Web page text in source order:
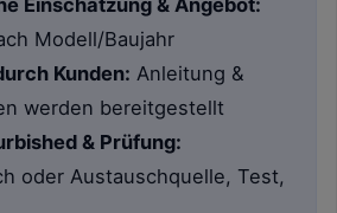
Modell/Baujahr
Kunden: Anleitung &
werden bereitgestellt
& Prüfung:
oder Austauschquelle, Test,